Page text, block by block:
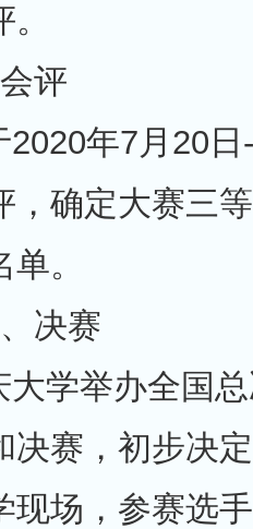
评
2020年7月20
，确定大赛三
。
决赛
大学举办全国
决赛，初步决
现场，参赛选